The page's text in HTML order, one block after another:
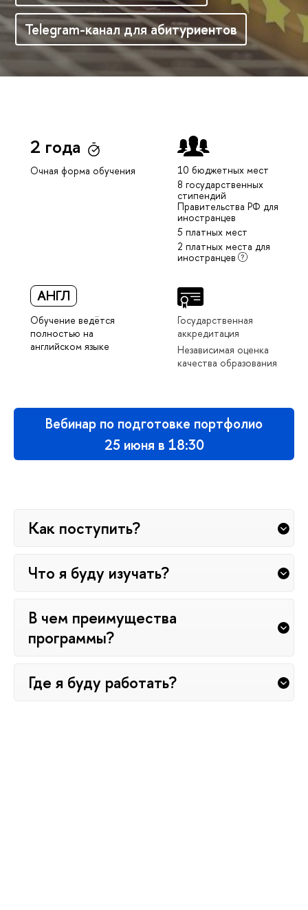
Telegram-канал для абитуриентов
2 года
Очная форма обучения
10 бюджетных мест
8 государственных
стипендий
Правительства РФ для
иностранцев
5 платных мест
2 платных места для
иностранцев
АНГЛ
Обучение ведётся
полностью на
английском языке
Государственная
аккредитация
Независимая оценка
качества образования
Вебинар по подготовке портфолио
25 июня в 18:30
Как поступить?
Что я буду изучать?
В чем преимущества
программы?
Где я буду работать?